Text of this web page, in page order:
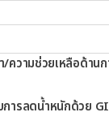
ความช่วยเหลือด้าน
ารลดน้ำหนักด้วย